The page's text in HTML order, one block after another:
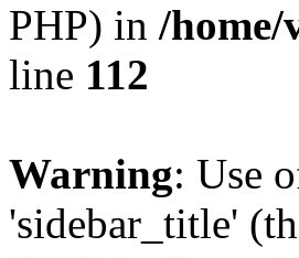
PHP) in /home/
line 112
Warning: Use
'sidebar_title'